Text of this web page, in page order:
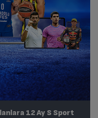
12 Ay S Sport